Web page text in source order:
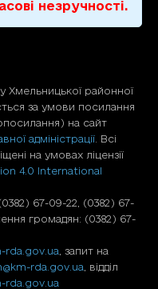
незручності.
Хмельницької районної
за умови посилання
на сайт
адміністрації . Всі
на умовах ліцензії
4.0 International
67-09-22, (0382) 67-
громадян: (0382) 67-
rda.gov.ua , запит на
rda.gov.ua , відділ
rda.gov.ua